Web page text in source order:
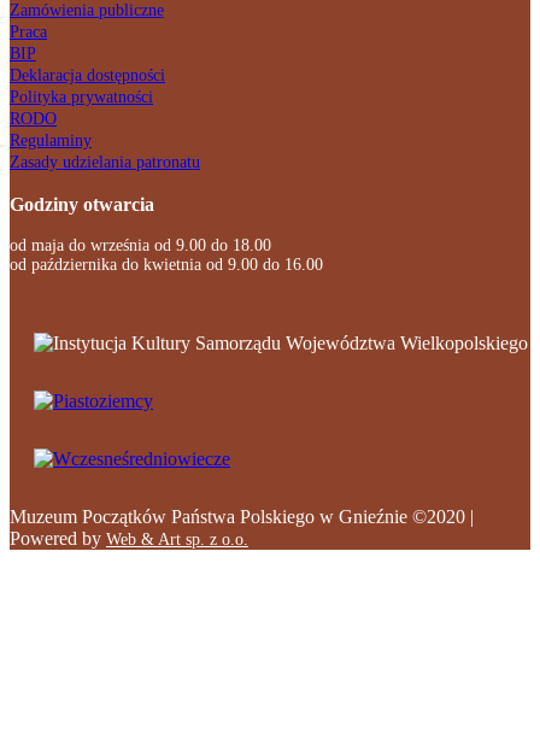
Zamówienia publiczne
Praca
BIP
Deklaracja dostępności
Polityka prywatności
RODO
Regulaminy
Zasady udzielania patronatu
Godziny otwarcia
od maja do września od 9.00 do 18.00
od października do kwietnia od 9.00 do 16.00
Muzeum Początków Państwa Polskiego w Gnieźnie ©2020 |
Powered by Web & Art sp. z o.o.